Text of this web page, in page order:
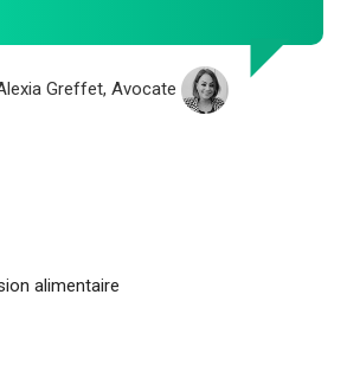
Greffet, Avocate
alimentaire